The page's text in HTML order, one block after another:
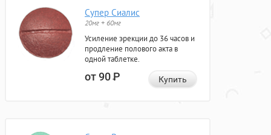
Супер Сиалис
20мг + 60мг
Усиление эрекции до 36 часов и
продление полового акта в
одной таблетке.
от 90Р Купить